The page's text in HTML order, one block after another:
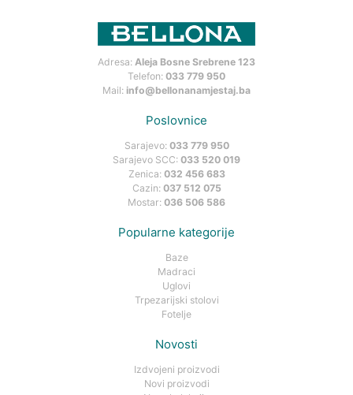
Adresa: Aleja Bosne Srebrene 123
Telefon: 033 779 950
Mail: info@bellonanamjestaj.ba
Poslovnice
Sarajevo: 033 779 950
Sarajevo SCC: 033 520 019
Zenica: 032 456 683
Cazin: 037 512 075
Mostar: 036 506 586
Popularne kategorije
Baze
Madraci
Uglovi
Trpezarijski stolovi
Fotelje
Novosti
Izdvojeni proizvodi
Novi proizvodi